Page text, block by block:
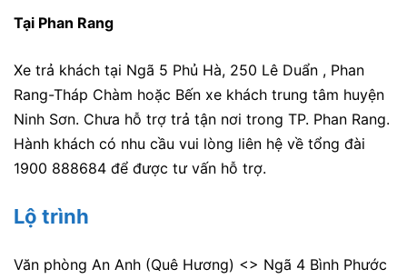
Tại Phan Rang
Xe trả khách tại Ngã 5 Phủ Hà, 250 Lê Duẩn , Phan
Rang-Tháp Chàm hoặc Bến xe khách trung tâm huyện
Ninh Sơn. Chưa hỗ trợ trả tận nơi trong TP. Phan Rang.
Hành khách có nhu cầu vui lòng liên hệ về tổng đài
1900 888684 để được tư vấn hỗ trợ.
Lộ trình
Văn phòng An Anh (Quê Hương) <> Ngã 4 Bình Phước